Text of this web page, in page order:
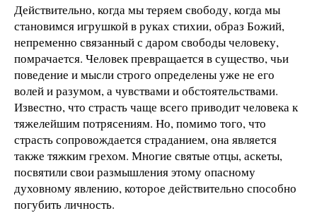
Действительно, когда мы теряем свободу, когда мы
становимся игрушкой в руках стихии, образ Божий,
непременно связанный с даром свободы человеку,
помрачается. Человек превращается в существо, чьи
поведение и мысли строго определены уже не его
волей и разумом, а чувствами и обстоятельствами.
Известно, что страсть чаще всего приводит человека к
тяжелейшим потрясениям. Но, помимо того, что
страсть сопровождается страданием, она является
также тяжким грехом. Многие святые отцы, аскеты,
посвятили свои размышления этому опасному
духовному явлению, которое действительно способно
погубить личность.